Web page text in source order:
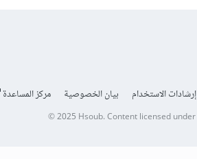
إرشادات الاستخدام بيان الخصوصية مركز المساعدة
© 2025 Hsoub.Content licensed under